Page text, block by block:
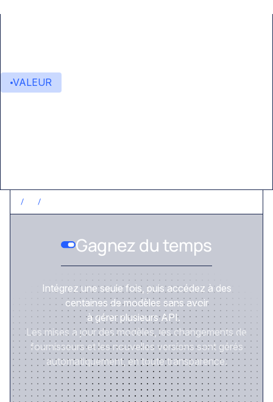
VALEUR
/ /
Gagnez du temps
Intégrez une seule fois, puis accédez à des
centaines de modèles sans avoir
à gérer plusieurs API.
Les mises à jour des modèles, les changements de
fournisseurs et les nouvelles versions sont gérés
automatiquement, en toute transparence.